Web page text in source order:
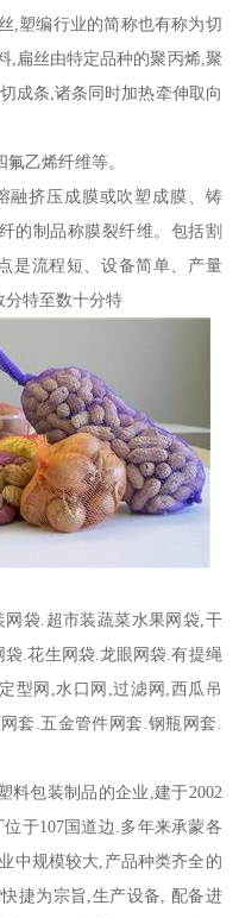
,塑编行业的简称也有称为切
,扁丝由特定品种的聚丙烯,聚
成条,诸条同时加热牵伸取向
乙烯纤维等。
挤压成膜或吹塑成膜、铸
的制品称膜裂纤维。包括割
是流程短、设备简单、产量
分特至数十分特
袋.超市装蔬菜水果网袋,干
.花生网袋.龙眼网袋.有提绳
型网,水口网,过滤网,西瓜吊
套.五金管件网套.钢瓶网套.
料包装制品的企业,建于2002
于107国道边.多年来承蒙各
中规模较大,产品种类齐全的
捷为宗旨,生产设备, 配备进